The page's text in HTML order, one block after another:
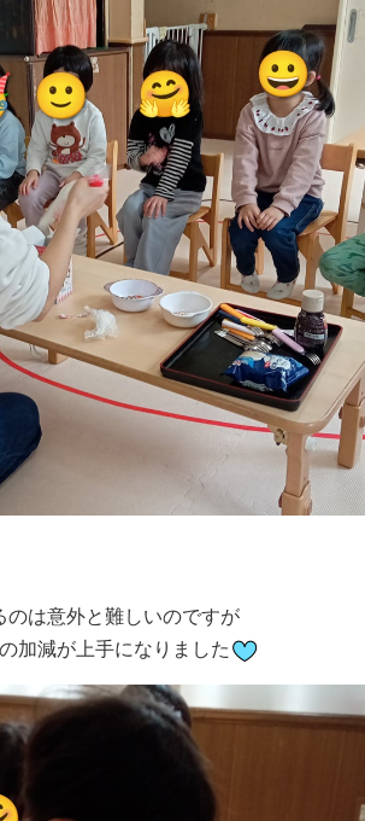
のは意外と難しいのですが
加減が上手になりました